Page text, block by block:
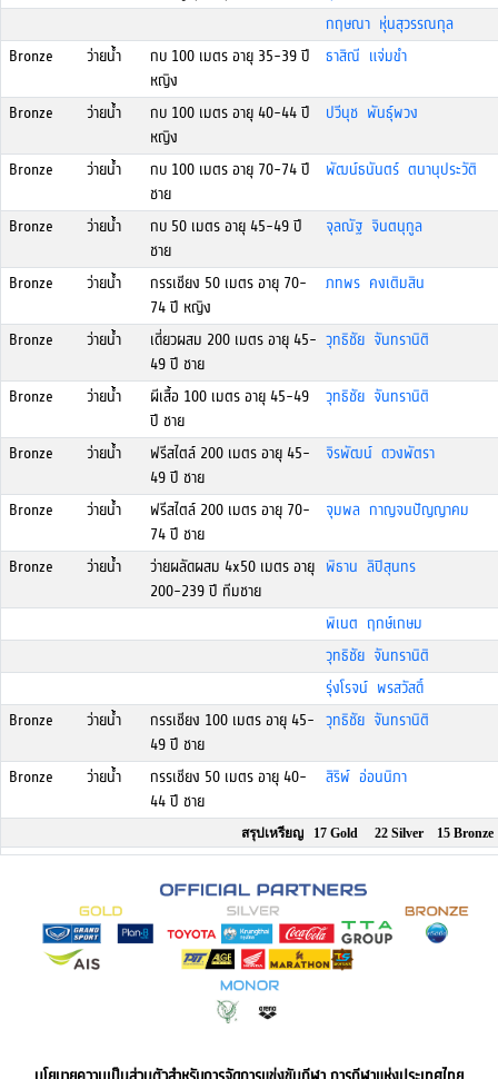
กฤษณา หุ่นสุวรรณกุล
Bronze
ว่ายน้ำ
กบ 100 เมตร อายุ 35-39 ปี
หญิง
ธาสิณี แจ่มขำ
Bronze ว่ายน้ำ
กบ 100 เมตร อายุ 40-44 ปี
หญิง
ปวีนุช พันธุ์พวง
Bronze ว่ายน้ำ
กบ 100 เมตร อายุ 70-74 ปี
ชาย
พัฒน์ธนันตร์ ตนานุประวัติ
Bronze ว่ายน้ำ
กบ 50 เมตร อายุ 45-49 ปี
ชาย
จุลณัฐ จินตนุกูล
Bronze ว่ายน้ำ
กรรเชียง 50 เมตร อายุ 70-
74 ปี หญิง
ภทพร คงเติมสิน
Bronze ว่ายน้ำ
เดี่ยวผสม 200 เมตร อายุ 45-
49 ปี ชาย
วุทธิชัย จันทรานิติ
Bronze ว่ายน้ำ
ผีเสื้อ 100 เมตร อายุ 45-49
ปี ชาย
วุทธิชัย จันทรานิติ
Bronze ว่ายน้ำ
ฟรีสไตล์ 200 เมตร อายุ 45-
49 ปี ชาย
จิรพัฒน์ ดวงพัตรา
Bronze ว่ายน้ำ
ฟรีสไตล์ 200 เมตร อายุ 70-
74 ปี ชาย
จุมพล กาญจนปัญญาคม
Bronze ว่ายน้ำ
ว่ายผลัดผสม 4x50 เมตร อายุ
200-239 ปี ทีมชาย
พิธาน ลิปิสุนทร
พิเนต ฤกษ์เกษม
วุทธิชัย จันทรานิติ
รุ่งโรจน์ พรสวัสดิ์
Bronze
ว่ายน้ำ
กรรเชียง 100 เมตร อายุ 45-
49 ปี ชาย
วุทธิชัย จันทรานิติ
Bronze ว่ายน้ำ
กรรเชียง 50 เมตร อายุ 40-
44 ปี ชาย
สิริพ์ อ่อนนิภา
สรุปเหรียญ 17 Gold 22 Silver 15 Bronze